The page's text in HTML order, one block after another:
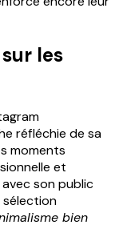
les
réfléchie de sa
moments
et
son public
bien